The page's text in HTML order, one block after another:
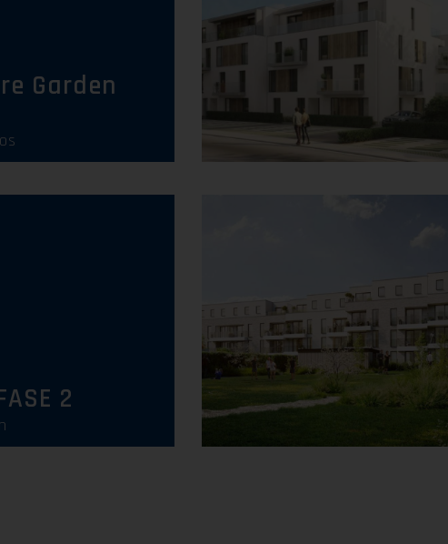
Garden
Uitverkocht
2 Uitverkocht